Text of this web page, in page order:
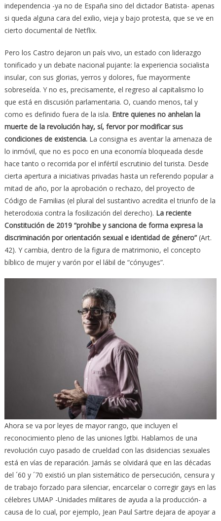
independencia -ya no de España sino del dictador Batista- apenas
si queda alguna cara del exilio, vieja y bajo protesta, que se ve en
cierto documental de Netflix.
Pero los Castro dejaron un país vivo, un estado con liderazgo
tonificado y un debate nacional pujante: la experiencia socialista
insular, con sus glorias, yerros y dolores, fue mayormente
sobreseída. Y no es, precisamente, el regreso al capitalismo lo
que está en discusión parlamentaria. O, cuando menos, tal y
como es definido fuera de la isla. Entre quienes no anhelan la
muerte de la revolución hay, sí, fervor por modificar sus
condiciones de existencia.La consigna es aventar la amenaza de
lo inmóvil, que no es poco en una economía bloqueada desde
hace tanto o recorrida por el infértil escrutinio del turista. Desde
cierta apertura a iniciativas privadas hasta un referendo popular a
mitad de año, por la aprobación o rechazo, del proyecto de
Código de Familias (el plural del sustantivo acredita el triunfo de la
heterodoxia contra la fosilización del derecho). La reciente
Constitución de 2019 “prohíbe y sanciona de forma expresa la
discriminación por orientación sexual e identidad de género” (Art.
42). Y cambia, dentro de la figura de matrimonio, el concepto
bíblico de mujer y varón por el lábil de “cónyuges”.
Ahora se va por leyes de mayor rango, que incluyen el
reconocimiento pleno de las uniones lgtbi. Hablamos de una
revolución cuyo pasado de crueldad con las disidencias sexuales
está en vías de reparación. Jamás se olvidará que en las décadas
del ´60 y ´70 existió un plan sistemático de persecución, censura y
de trabajo forzado para silenciar, encarcelar o corregir gays en las
célebres UMAP -Unidades militares de ayuda a la producción- a
causa de lo cual, por ejemplo, Jean Paul Sartre dejara de apoyar a